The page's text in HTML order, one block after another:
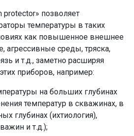
protector» позволяет
температуры в таких
как повышенное внешнее
агрессивные среды, тряска,
и т.д., заметно расширяя
приборов, например:
на больших глубинах
температур в скважинах, в
глубинах (ихтиология),
и т.д.);